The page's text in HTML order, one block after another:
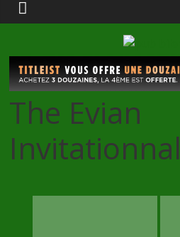
The Evian
Invitationnal